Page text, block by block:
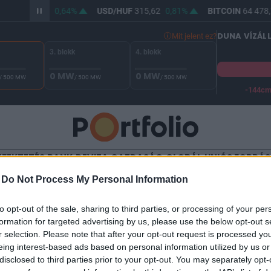
Do Not Process My Personal Information
opt-out of the sale, sharing to third parties, or processing of your
for targeted advertising by us, please use the below opt-out
selection. Please note that after your opt-out request is processed
interest-based ads based on personal information utilized by us
to third parties prior to your opt-out. You may separately
364,06 0,64% USD/HUF315,62 0,81% BITCOIN64
Mit jelent ez?
/ 500 MW
3. blokk
0 MW/ 500 MW
4. blokk
0 MW/ 500 MW
DUNA
-144cm
BANK DEVIZA GAZDASÁG GLOBÁL UNIÓS
a figyelmeztető jel az